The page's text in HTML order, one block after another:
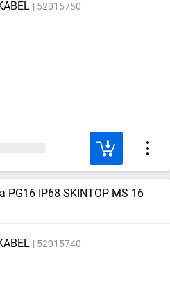
52015750
PG16 IP68 SKINTOP MS 16
52015740